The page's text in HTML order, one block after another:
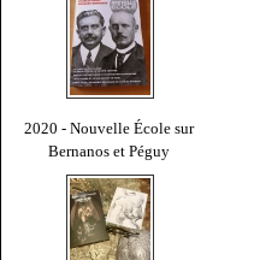
2020 - Nouvelle École sur
Bernanos et Péguy